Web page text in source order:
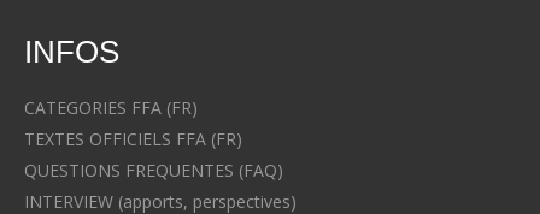
INFOS
CATEGORIES FFA (FR)
TEXTES OFFICIELS FFA (FR)
QUESTIONS FREQUENTES (FAQ)
INTERVIEW (apports, perspectives)